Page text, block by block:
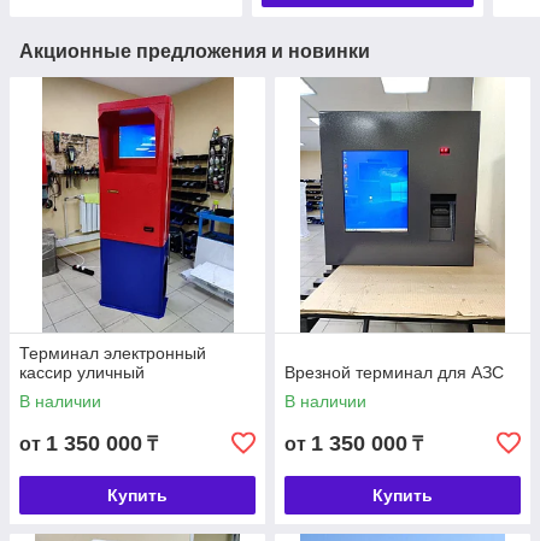
Акционные предложения и новинки
Терминал электронный
кассир уличный
В наличии
от 1 350 000 ₸
Купить
Врезной терминал для АЗС
В наличии
от 1 350 000 ₸
Купить